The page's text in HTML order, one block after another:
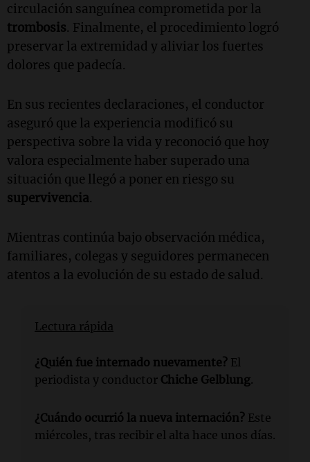
circulación sanguínea comprometida por la
trombosis. Finalmente, el procedimiento logró
preservar la extremidad y aliviar los fuertes
dolores que padecía.
En sus recientes declaraciones, el conductor
aseguró que la experiencia modificó su
perspectiva sobre la vida y reconoció que hoy
valora especialmente haber superado una
situación que llegó a poner en riesgo su
supervivencia.
Mientras continúa bajo observación médica,
familiares, colegas y seguidores permanecen
atentos a la evolución de su estado de salud.
Lectura rápida
¿Quién fue internado nuevamente? El
periodista y conductor Chiche Gelblung.
¿Cuándo ocurrió la nueva internación? Este
miércoles, tras recibir el alta hace unos días.